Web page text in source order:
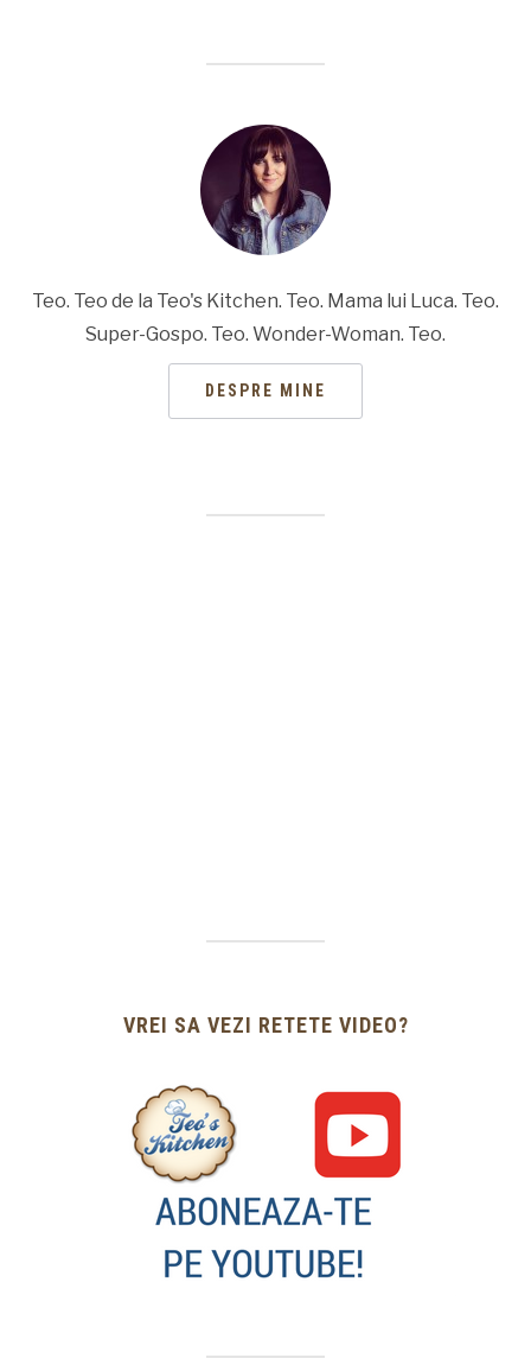
Teo. Teo de la Teo's Kitchen. Teo. Mama lui Luca. Teo.
Super-Gospo. Teo. Wonder-Woman. Teo.
DESPRE MINE
VREI SA VEZI RETETE VIDEO?